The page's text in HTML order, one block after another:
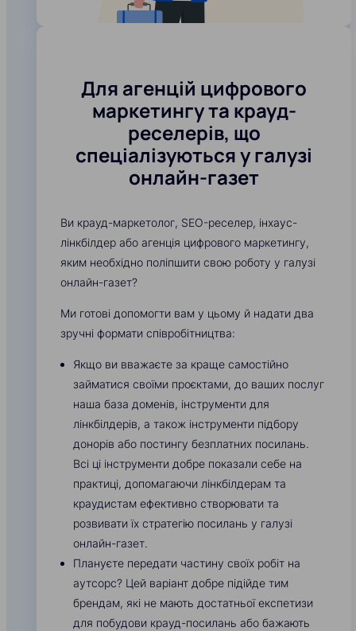
Для агенцій цифрового
маркетингу та крауд-
реселерів, що
спеціалізуються у галузі
онлайн-газет
Ви крауд-маркетолог, SEO-реселер, інхаус-
лінкбілдер або агенція цифрового маркетингу,
яким необхідно поліпшити свою роботу у галузі
онлайн-газет?
Ми готові допомогти вам у цьому й надати два
зручні формати співробітництва:
Якщо ви вважаєте за краще самостійно
займатися своїми проєктами, до ваших послуг
наша база доменів, інструменти для
лінкбілдерів, а також інструменти підбору
донорів або постингу безплатних посилань.
Всі ці інструменти добре показали себе на
практиці, допомагаючи лінкбілдерам та
краудистам ефективно створювати та
розвивати їх стратегію посилань у галузі
онлайн-газет.
Плануєте передати частину своїх робіт на
аутсорс? Цей варіант добре підійде тим
брендам, які не мають достатньої експетизи
для побудови крауд-посилань або бажають